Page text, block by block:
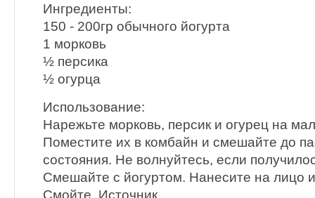
Ингредиенты:
150 - 200гр обычного йогурта
1 морковь
½ персика
½ огурца
Использование:
Нарежьте морковь, персик и огурец на
Поместите их в комбайн и смешайте до
состояния. Не волнуйтесь, если
Смешайте с йогуртом. Нанесите на лицо
Смойте. Источник